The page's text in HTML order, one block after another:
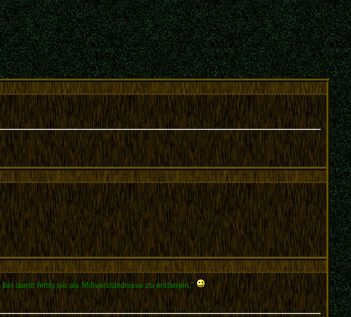
damit fertig sie als Mißverständnisse zu enttarnen."